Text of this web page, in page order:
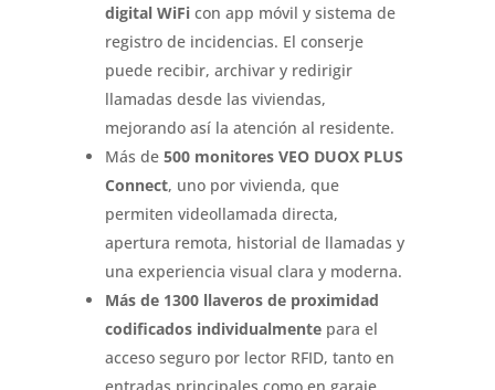
digital WiFicon app móvil y sistema de
registro de incidencias. El conserje
puede recibir, archivar y redirigir
llamadas desde las viviendas,
mejorando así la atención al residente.
Más de 500 monitores VEO DUOX PLUS
Connect, uno por vivienda, que
permiten videollamada directa,
apertura remota, historial de llamadas y
una experiencia visual clara y moderna.
Más de 1300 llaveros de proximidad
codificados individualmentepara el
acceso seguro por lector RFID, tanto en